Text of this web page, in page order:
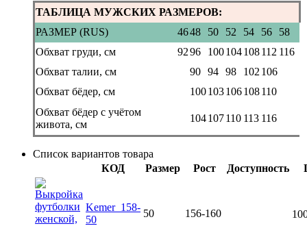
ТАБЛИЦА МУЖСКИХ РАЗМЕРОВ:
РАЗМЕР (RUS)
4648 50 52 54 56
58
Обхват груди, см
9296 100104108112 116
Обхват талии, см
90 94 98 102 106
Обхват бёдер, см
100103106108110
Обхват бёдер с учётом
живота, см
104107110 113 116
Список вариантов товара
КОД
Размер Рост Доступность
Kemer_158-
50
50 156-160